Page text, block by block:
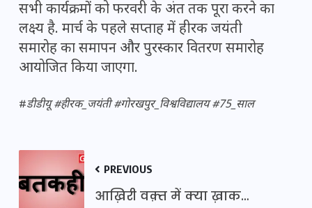
सभी कार्यक्रमों को फरवरी के अंत तक पूरा करने का
लक्ष्य है. मार्च के पहले सप्ताह में हीरक जयंती
समारोह का समापन और पुरस्कार वितरण समारोह
आयोजित किया जाएगा.
#डीडीयू #हीरक_जयंती #गोरखपुर_विश्वविद्यालय #75_साल
PREVIOUS
आख़िरी वक़्त में क्या ख़ाक…